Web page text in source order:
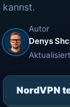
kannst.
Autor
Denys
NordVPN